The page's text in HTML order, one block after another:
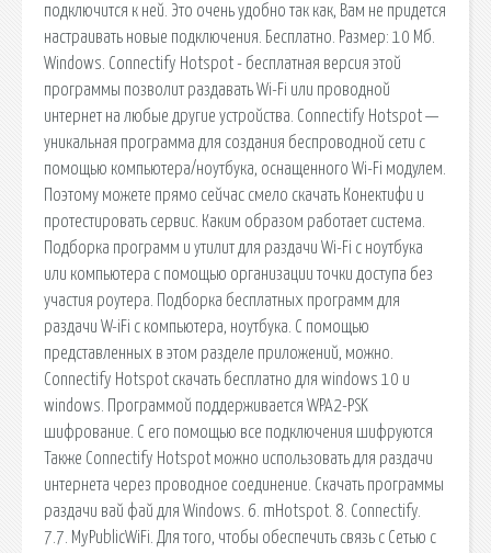
подключится к ней. Это очень удобно так как, Вам не придется
настраивать новые подключения. Бесплатно. Размер: 10 Мб.
Windows. Connectify Hotspot - бесплатная версия этой
программы позволит раздавать Wi-Fi или проводной
интернет на любые другие устройства. Connectify Hotspot —
уникальная программа для создания беспроводной сети с
помощью компьютера/ноутбука, оснащенного Wi-Fi модулем.
Поэтому можете прямо сейчас смело скачать Конектифи и
протестировать сервис. Каким образом работает система.
Подборка программ и утилит для раздачи Wi-Fi с ноутбука
или компьютера с помощью организации точки доступа без
участия роутера. Подборка бесплатных программ для
раздачи W-iFi с компьютера, ноутбука. С помощью
представленных в этом разделе приложений, можно.
Connectify Hotspot скачать бесплатно для windows 10 и
windows. Программой поддерживается WPA2-PSK
шифрование. С его помощью все подключения шифруются
Также Connectify Hotspot можно использовать для раздачи
интернета через проводное соединение. Скачать программы
раздачи вай фай для Windows. 6. mHotspot. 8. Connectify.
7.7. MyPublicWiFi. Для того, чтобы обеспечить связь с Сетью с